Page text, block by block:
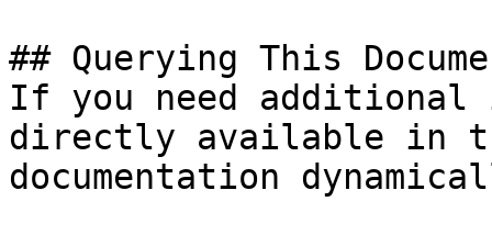
## Querying This
If you need
directly available in
documentation